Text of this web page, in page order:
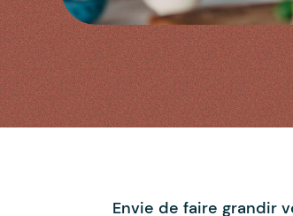
Envie de faire grandir